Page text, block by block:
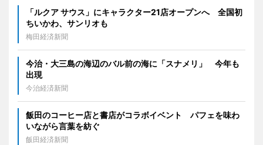
「ルクア サウス」にキャラクター21店オープンへ 全国初
ちいかわ、サンリオも
梅田経済新聞
今治・大三島の海辺のバル前の海に「スナメリ」 今年も
出現
今治経済新聞
飯田のコーヒー店と書店がコラボイベント パフェを味わ
いながら言葉を紡ぐ
飯田経済新聞